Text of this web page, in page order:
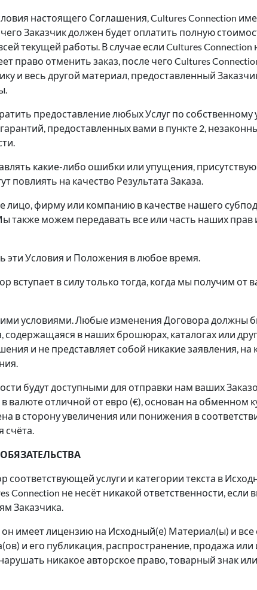
настоящего Соглашения, Cultures Connection
Заказчик должен будет оплатить полную
текущей работы. В случае если Cultures
право отменить заказ, после чего Cultures
и весь другой материал, предоставленный
предоставление любых Услуг по
предоставленных вами в пункте 2,
какие-либо ошибки или упущения,
повлиять на качество Результата Заказа.
фирму или компанию в качестве нашего
также можем передавать все или часть наших прав
эти Условия и Положения в любое время.
в силу только тогда, когда мы получим от
условиями. Любые изменения Договора должны
в наших брошюрах, каталогах или
и не представляет собой никакие заявления,
будут доступными для отправки нам ваших
валюте отличной от евро (€), основан на обменном
в сторону увеличения или понижения в
счёта.
соответствующей услуги и категории текста в
Connection не несёт никакой ответственности, если
Заказчика.
он имеет лицензию на Исходный(е) Материал(ы) и
и его публикация, распространение, продажа
никакое авторское право, товарный знак